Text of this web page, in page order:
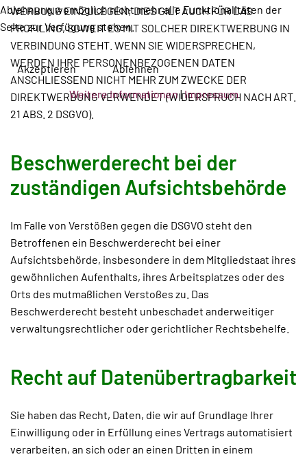
WERBUNG EINZULEGEN; DIES GILT AUCH FÜR DAS
PROFILING, SOWEIT ES MIT SOLCHER DIREKTWERBUNG IN
VERBINDUNG STEHT. WENN SIE WIDERSPRECHEN,
WERDEN IHRE PERSONENBEZOGENEN DATEN
ANSCHLIESSEND NICHT MEHR ZUM ZWECKE DER
DIREKTWERBUNG VERWENDET (WIDERSPRUCH NACH ART.
21 ABS. 2 DSGVO).
Beschwerde­recht bei der
zuständigen Aufsichts­behörde
Im Falle von Verstößen gegen die DSGVO steht den
Betroffenen ein Beschwerderecht bei einer
Aufsichtsbehörde, insbesondere in dem Mitgliedstaat ihres
gewöhnlichen Aufenthalts, ihres Arbeitsplatzes oder des
Orts des mutmaßlichen Verstoßes zu. Das
Beschwerderecht besteht unbeschadet anderweitiger
verwaltungsrechtlicher oder gerichtlicher Rechtsbehelfe.
Recht auf Daten­übertrag­barkeit
Sie haben das Recht, Daten, die wir auf Grundlage Ihrer
Einwilligung oder in Erfüllung eines Vertrags automatisiert
verarbeiten, an sich oder an einen Dritten in einem
Ablehnung womöglich nicht mehr alle Funktionalitäten der
Seite zur Verfügung stehen.
Akzeptieren
Ablehnen
Weitere Informationen|Impressum